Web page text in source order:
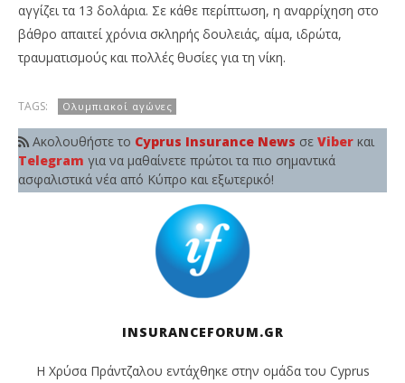
αγγίζει τα 13 δολάρια. Σε κάθε περίπτωση, η αναρρίχηση στο
βάθρο απαιτεί χρόνια σκληρής δουλειάς, αίμα, ιδρώτα,
τραυματισμούς και πολλές θυσίες για τη νίκη.
TAGS: Ολυμπιακοί αγώνες
Ακολουθήστε το Cyprus Insurance News σε Viber και
Telegram για να μαθαίνετε πρώτοι τα πιο σημαντικά
ασφαλιστικά νέα από Κύπρο και εξωτερικό!
INSURANCEFORUM.GR
Η Χρύσα Πράντζαλου εντάχθηκε στην ομάδα του Cyprus